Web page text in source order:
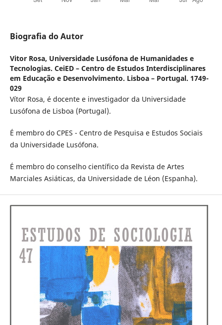
Biografia do Autor
Vitor Rosa, Universidade Lusófona de Humanidades e
Tecnologias. CeiED – Centro de Estudos Interdisciplinares
em Educação e Desenvolvimento. Lisboa – Portugal. 1749-
029
Vítor Rosa, é docente e investigador da Universidade
Lusófona de Lisboa (Portugal).
É membro do CPES - Centro de Pesquisa e Estudos Sociais
da Universidade Lusófona.
É membro do conselho científico da Revista de Artes
Marciales Asiáticas, da Universidade de Léon (Espanha).